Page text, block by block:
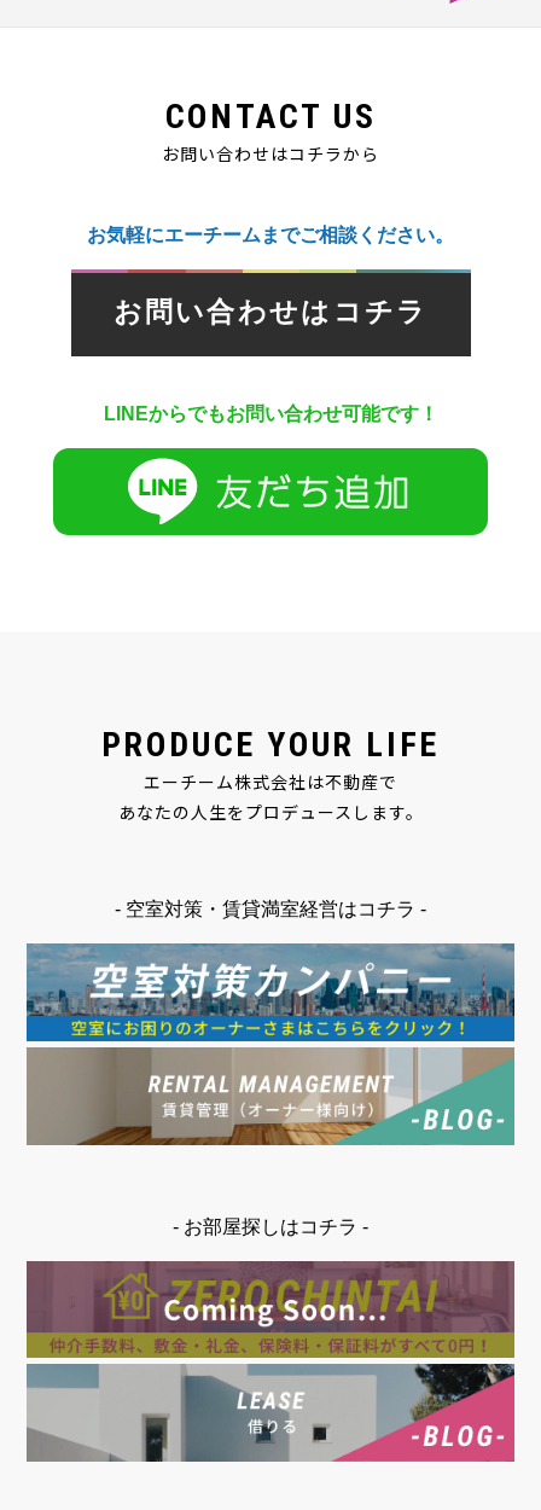
CONTACT US
お問い合わせはコチラから
お気軽にエーチームまでご相談ください。
お問い合わせはコチラ
LINEからでもお問い合わせ可能です！
PRODUCE YOUR LIFE
エーチーム株式会社は不動産で
あなたの人生をプロデュースします。
- 空室対策・賃貸満室経営はコチラ -
- お部屋探しはコチラ -